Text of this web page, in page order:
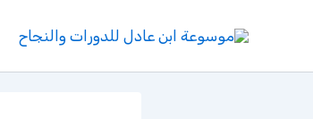
المحتوى